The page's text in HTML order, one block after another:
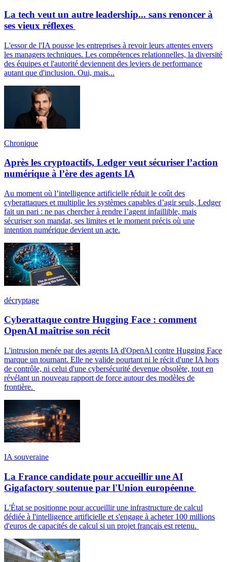
La tech veut un autre leadership... sans renoncer à
ses vieux réflexes
L'essor de l'IA pousse les entreprises à revoir leurs attentes envers
les managers techniques. Les compétences relationnelles, la diversité
des équipes et l'autorité deviennent des leviers de performance
autant que d'inclusion. Oui, mais...
Chronique
Après les cryptoactifs, Ledger veut sécuriser l’action
numérique à l’ère des agents IA
Au moment où l’intelligence artificielle réduit le coût des
cyberattaques et multiplie les systèmes capables d’agir seuls, Ledger
fait un pari : ne pas chercher à rendre l’agent infaillible, mais
sécuriser son mandat, ses limites et le moment précis où une
intention numérique devient un acte.
décryptage
Cyberattaque contre Hugging Face : comment
OpenAI maîtrise son récit
L'intrusion menée par des agents IA d'OpenAI contre Hugging Face
marque un tournant. Elle ne valide pourtant ni le récit d'une IA hors
de contrôle, ni celui d'une cybersécurité devenue obsolète, tout en
révélant un nouveau rapport de force autour des modèles de
frontière.
IA souveraine
La France candidate pour accueillir une AI
Gigafactory soutenue par l'Union européenne
L'État se positionne pour accueillir une infrastructure de calcul
dédiée à l'intelligence artificielle et s'engage à acheter 100 millions
d'euros de capacités de calcul si un projet français est retenu.